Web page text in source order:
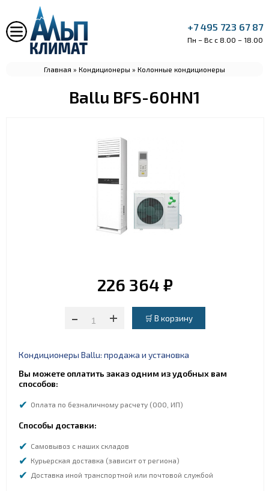
+7 495 723 67 87
Пн – Вс с 8.00 – 18.00
Главная » Кондиционеры » Колонные кондиционеры
Ballu BFS-60HN1
226 364 ₽
-
+
Кондиционеры Ballu: продажа и установка
Вы можете оплатить заказ одним из удобных вам
способов:
Оплата по безналичному расчету (ООО, ИП)
Способы доставки:
Самовывоз с наших складов
Курьерская доставка (зависит от региона)
Доставка иной транспортной или почтовой службой